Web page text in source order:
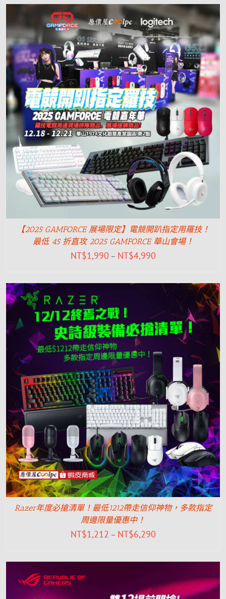
【2025 GAMFORCE 展場限定】電競開趴指定用羅技！
最低 45 折直攻 2025 GAMFORCE 華山會場！
NT$1,990 – NT$4,990
Razer年度必搶清單！最低1212帶走信仰神物，多款指定
周邊限量優惠中！
NT$1,212 – NT$6,290